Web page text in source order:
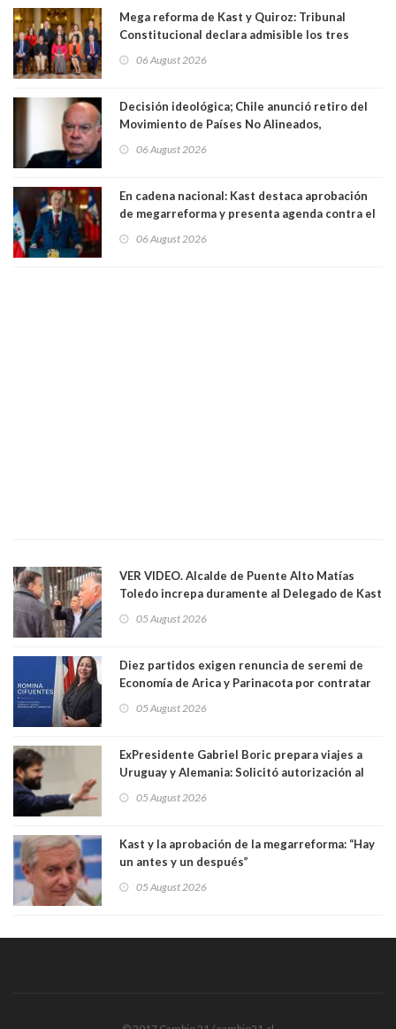
Mega reforma de Kast y Quiroz: Tribunal
Constitucional declara admisible los tres
06 August 2026
Decisión ideológica; Chile anunció retiro del
Movimiento de Países No Alineados,
1971. Excanciller Insulza lamentó decisión
06 August 2026
En cadena nacional: Kast destaca aprobación
de megarreforma y presenta agenda contra el
06 August 2026
VER VIDEO. Alcalde de Puente Alto Matías
Toledo increpa duramente al Delegado de Kast
delegado nuevamente arrancando"
05 August 2026
Diez partidos exigen renuncia de seremi de
Economía de Arica y Parinacota por contratar
una militante de RN, detenida con 47 kilos de
05 August 2026
ExPresidente Gabriel Boric prepara viajes a
Uruguay y Alemania: Solicitó autorización al
05 August 2026
Kast y la aprobación de la megarreforma: “Hay
un antes y un después”
05 August 2026